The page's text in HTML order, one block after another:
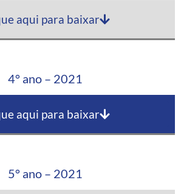
aqui para baixar
4° ano – 2021
aqui para baixar
5° ano – 2021